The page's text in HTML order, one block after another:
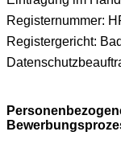
Registernummer:
Registergericht: